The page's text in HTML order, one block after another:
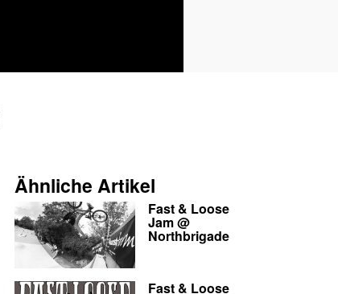
Ähnliche Artikel
Fast & Loose
Jam @
Northbrigade
Fast & Loose